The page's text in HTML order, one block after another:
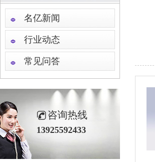
名亿新闻
行业动态
常见问答
咨询热线
13925592433